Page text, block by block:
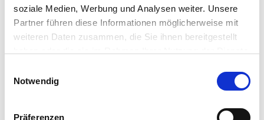
soziale Medien, Werbung und Analysen weiter. Unsere
Partner führen diese Informationen möglicherweise mit
weiteren Daten zusammen, die Sie ihnen bereitgestellt
Notwendig
Präferenzen
Themenfeld
Arbeitsgestaltung / Ergonomie,Arbeitswelt der Zukunft / New
Work,Arbeitszeit , Digitalisierung / Industrie 4.0 ,Entgelt und
Vergütung,Künstliche Intelligenz / Lernende Systeme,